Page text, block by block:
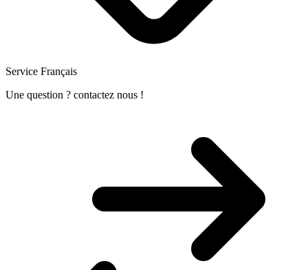
Service Français
Une question ? contactez nous !